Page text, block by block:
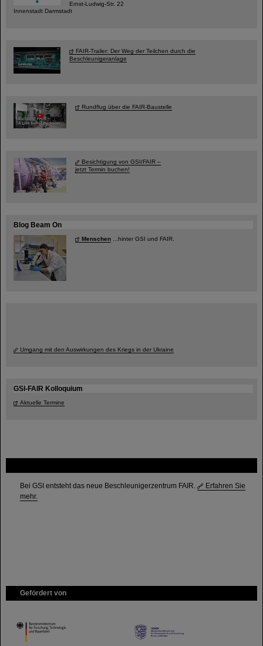
Bei GSI entsteht das neue Beschleunigerzentrum FAIR.
Erfahren Sie
mehr.
Gefördert von
HMWK
Ernst-Ludwig-Str. 22
Innenstadt Darmstadt
FAIR-Trailer: Der Weg der Teilchen durch die
Beschleunigeranlage
Rundflug über die FAIR-Baustelle
Besichtigung von GSI/FAIR –
jetzt Termin buchen!
Blog Beam On
Menschen ...hinter GSI und FAIR.
Umgang mit den Auswirkungen des Kriegs in der Ukraine
GSI-FAIR Kolloquium
Aktuelle Termine